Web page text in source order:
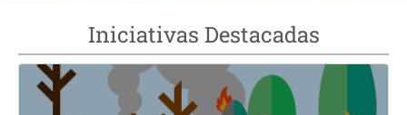
Iniciativas Destacadas